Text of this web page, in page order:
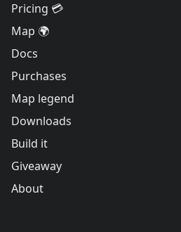
Pricing 💳
Map 🌍
Docs
Purchases
Map legend
Downloads
Build it
Giveaway
About